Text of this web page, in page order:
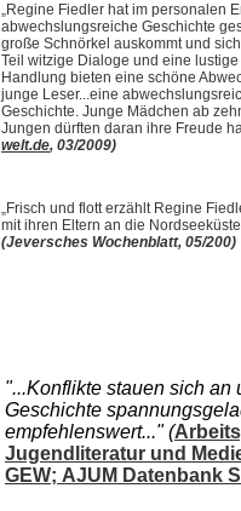
„Regine Fiedler hat im personalen
abwechslungsreiche Geschichte
große Schnörkel auskommt und
Teil witzige Dialoge und eine
Handlung bieten eine schöne
junge Leser...eine
Geschichte. Junge Mädchen ab
Jungen dürften daran ihre Freude
welt.de, 03/2009)
„Frisch und flott erzählt Regine
mit ihren Eltern an die
(Jeversches Wochenblatt, 05/200)
"...Konflikte stauen sich an
Geschichte
empfehlenswert..." (
Jugendliteratur und
GEW; AJUM Datenbank